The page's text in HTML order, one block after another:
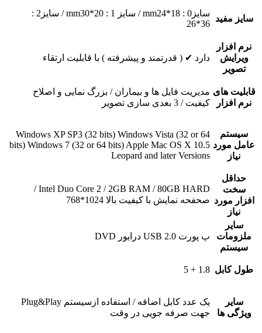
سایز مفید
سایز0 : mm24*18 / سایز 1 : mm30*20 / سایز2 :
36*26
نرم افزار
ویرایش
تصویر
دارد ✔ ( قدرتمند و پیشرفته ) با قابلیت ارتقاء
قابلیت های
نرم افزار
مدیریت فایل ها و بیماران / بزرگ نمایی و اصلاح
کیفیت / 3 بعدی سازی تصویر
سیستم
عامل مورد
نیاز
Windows XP SP3 (32 bits) Windows Vista (32 or 64
bits) Windows 7 (32 or 64 bits) Apple Mac OS X 10.5
Leopard and later Versions
حداقل
سخت
افزار مورد
نیاز
Intel Duo Core 2 / 2GB RAM / 80GB HARD /
صحفحه نمایش با کیفیت بالا 1024*768
سایر
ملزومات
سیستم
پ پورت USB 2.0 درایور DVD
طول کابل 1.8 + 5
سایر
ویژگی ها
یک عدد کابل اضافه / استفاده ازسیستم Plug&Play
جهت صرفه جویی در وقت